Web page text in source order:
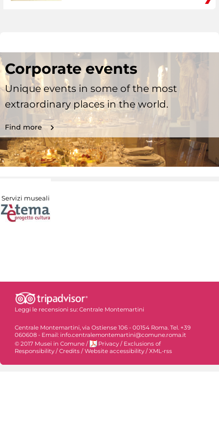
Corporate events
Unique events in some of the most
extraordinary places in the world.
Find more
Servizi museali
Leggi le recensioni su: Centrale Montemartini
Centrale Montemartini, via Ostiense 106 - 00154 Roma. Tel. +39
060608 - Email: info.centralemontemartini@comune.roma.it
© 2017 Musei in Comune / Privacy / Exclusions of
Responsibility / Credits / Website accessibility / XML-rss